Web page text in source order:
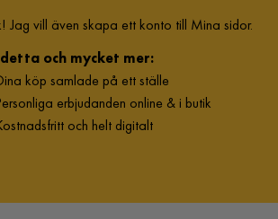
Jag vill även skapa ett konto till Mina sidor.
och mycket mer:
köp samlade på ett ställe
erbjudanden online & i butik
och helt digitalt